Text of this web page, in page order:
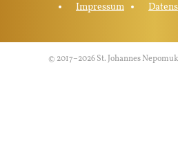
Impressum
© 2017–2026 St. Johannes